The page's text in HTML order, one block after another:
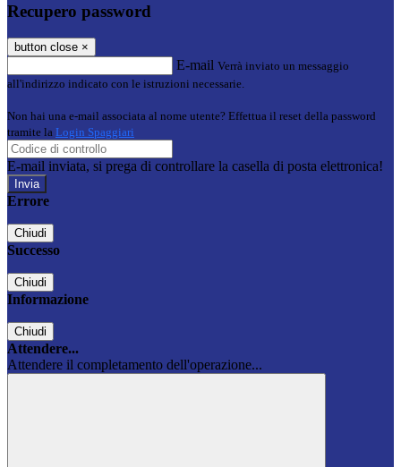
Recupero password
button close ×
E-mail Verrà inviato un messaggio
all'indirizzo indicato con le istruzioni necessarie.
Non hai una e-mail associata al nome utente? Effettua il reset della password
tramite la Login Spaggiari
E-mail inviata, si prega di controllare la casella di posta elettronica!
Errore
Chiudi
Successo
Chiudi
Informazione
Chiudi
Attendere...
Attendere il completamento dell'operazione...